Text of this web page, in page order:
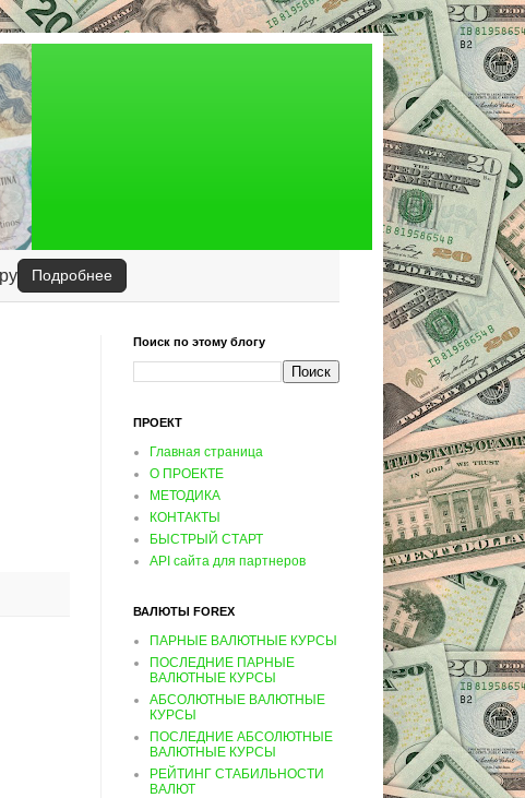
Подробнее
Поиск по этому блогу
ПРОЕКТ
Главная страница
О ПРОЕКТЕ
МЕТОДИКА
КОНТАКТЫ
БЫСТРЫЙ СТАРТ
API сайта для партнеров
ВАЛЮТЫ FOREX
ПАРНЫЕ ВАЛЮТНЫЕ КУРСЫ
ПОСЛЕДНИЕ ПАРНЫЕ
ВАЛЮТНЫЕ КУРСЫ
АБСОЛЮТНЫЕ ВАЛЮТНЫЕ
КУРСЫ
ПОСЛЕДНИЕ АБСОЛЮТНЫЕ
ВАЛЮТНЫЕ КУРСЫ
РЕЙТИНГ СТАБИЛЬНОСТИ
ВАЛЮТ